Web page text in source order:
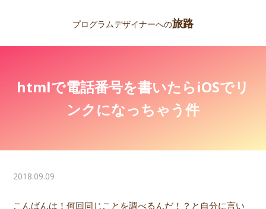
プログラムデザイナーへの旅路
htmlで電話番号を書いたらiOSでリ
ンクになっちゃう件
2018.09.09
こんばんは！何回同じことを調べるんだ！？と自分に言い